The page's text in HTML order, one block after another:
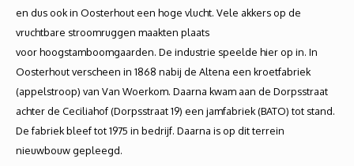
en dus ook in Oosterhout een hoge vlucht. Vele akkers op de
vruchtbare stroomruggen maakten plaats
voor hoogstamboomgaarden. De industrie speelde hier op in. In
Oosterhout verscheen in 1868 nabij de Altena een kroetfabriek
(appelstroop) van Van Woerkom. Daarna kwam aan de Dorpsstraat
achter de Ceciliahof (Dorpsstraat 19) een jamfabriek (BATO) tot stand.
De fabriek bleef tot 1975 in bedrijf. Daarna is op dit terrein
nieuwbouw gepleegd.